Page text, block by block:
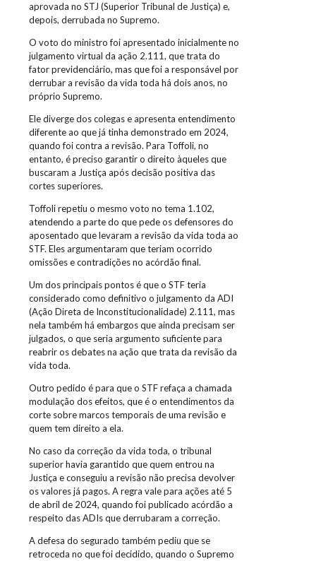
aprovada no STJ (Superior Tribunal de Justiça) e,
depois, derrubada no Supremo.
O voto do ministro foi apresentado inicialmente no
julgamento virtual da ação 2.111, que trata do
fator previdenciário, mas que foi a responsável por
derrubar a revisão da vida toda há dois anos, no
próprio Supremo.
Ele diverge dos colegas e apresenta entendimento
diferente ao que já tinha demonstrado em 2024,
quando foi contra a revisão. Para Toffoli, no
entanto, é preciso garantir o direito àqueles que
buscaram a Justiça após decisão positiva das
cortes superiores.
Toffoli repetiu o mesmo voto no tema 1.102,
atendendo a parte do que pede os defensores do
aposentado que levaram a revisão da vida toda ao
STF. Eles argumentaram que teriam ocorrido
omissões e contradições no acórdão final.
Um dos principais pontos é que o STF teria
considerado como definitivo o julgamento da ADI
(Ação Direta de Inconstitucionalidade) 2.111, mas
nela também há embargos que ainda precisam ser
julgados, o que seria argumento suficiente para
reabrir os debates na ação que trata da revisão da
vida toda.
Outro pedido é para que o STF refaça a chamada
modulação dos efeitos, que é o entendimentos da
corte sobre marcos temporais de uma revisão e
quem tem direito a ela.
No caso da correção da vida toda, o tribunal
superior havia garantido que quem entrou na
Justiça e conseguiu a revisão não precisa devolver
os valores já pagos. A regra vale para ações até 5
de abril de 2024, quando foi publicado acórdão a
respeito das ADIs que derrubaram a correção.
A defesa do segurado também pediu que se
retroceda no que foi decidido, quando o Supremo